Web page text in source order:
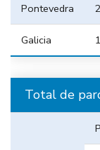
Pontevedra
Galicia
Total de